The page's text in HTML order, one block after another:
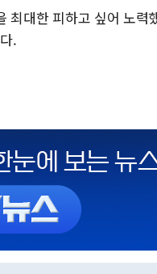
최대한 피하고 싶어 노
.